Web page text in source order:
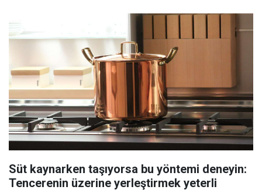
Süt kaynarken taşıyorsa bu yöntemi deneyin:
Tencerenin üzerine yerleştirmek yeterli